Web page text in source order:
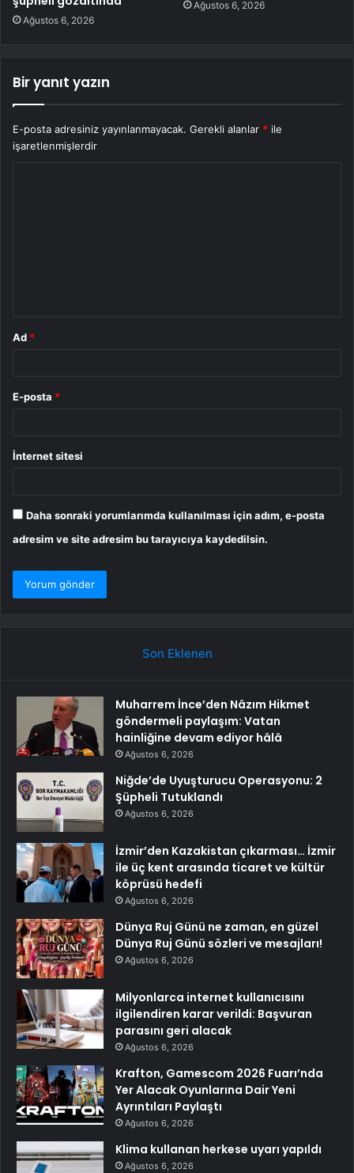
Ağustos 6, 2026
Ağustos 6, 2026
Bir yanıt yazın
E-posta adresiniz yayınlanmayacak. Gerekli alanlar * ile
işaretlenmişlerdir
Ad *
E-posta *
İnternet sitesi
Daha sonraki yorumlarımda kullanılması için adım, e-posta
adresim ve site adresim bu tarayıcıya kaydedilsin.
Son Eklenen
Muharrem İnce’den Nâzım Hikmet
göndermeli paylaşım: Vatan
hainliğine devam ediyor hâlâ
Ağustos 6, 2026
Niğde’de Uyuşturucu Operasyonu: 2
Şüpheli Tutuklandı
Ağustos 6, 2026
İzmir’den Kazakistan çıkarması… İzmir
ile üç kent arasında ticaret ve kültür
köprüsü hedefi
Ağustos 6, 2026
Dünya Ruj Günü ne zaman, en güzel
Dünya Ruj Günü sözleri ve mesajları!
Ağustos 6, 2026
Milyonlarca internet kullanıcısını
ilgilendiren karar verildi: Başvuran
parasını geri alacak
Ağustos 6, 2026
Krafton, Gamescom 2026 Fuarı’nda
Yer Alacak Oyunlarına Dair Yeni
Ayrıntıları Paylaştı
Ağustos 6, 2026
Klima kullanan herkese uyarı yapıldı
Ağustos 6, 2026